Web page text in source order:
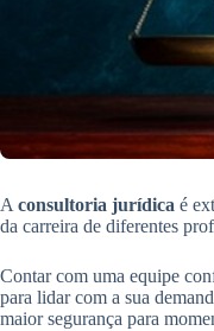
A consultoria jurídica é
da carreira de diferentes
Contar com uma equipe
para lidar com a sua
maior segurança para